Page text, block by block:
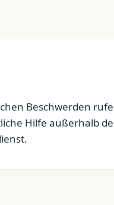
Beschwerden
Hilfe außerhalb